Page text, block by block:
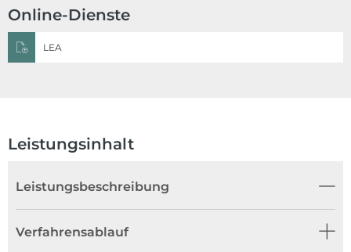
Online-Dienste
LEA
Leistungsinhalt
Leistungsbeschreibung
Verfahrensablauf